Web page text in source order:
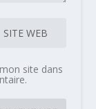
site dans